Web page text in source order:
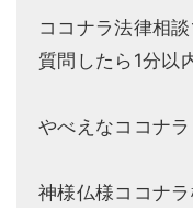
ココナラ法律相
質問したら1分以
やべえなココナラ
神様仏様ココナ